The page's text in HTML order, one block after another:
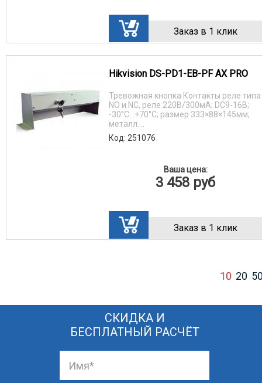
Заказ в 1 клик
Hikvision DS-PD1-EB-PF AX PRO
Тревожная кнопка Контакты реле типа
NO и NC, реле 220В/300мА; DC9-16В;
-30°C...+70°C; размер 333×88×145мм;
металл....
Код: 251076
Ваша цена:
3 458 руб
Заказ в 1 клик
10 20
СКИДКА И
БЕСПЛАТНЫЙ РАСЧЁТ